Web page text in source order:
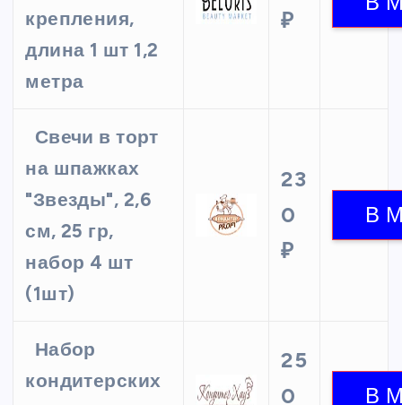
крепления,
длина 1 шт 1,2
метра
₽
Свечи в торт
на шпажках
"Звезды", 2,6
см, 25 гр,
набор 4 шт
(1шт)
23
0
₽
Набор
кондитерских
25
0